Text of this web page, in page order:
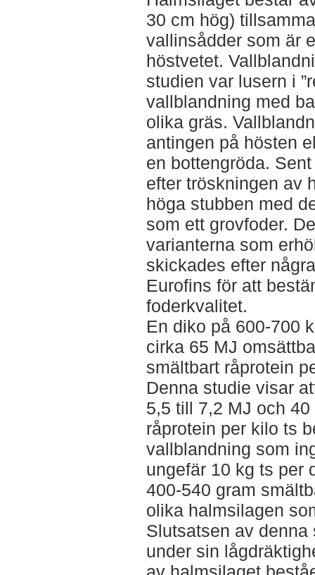
30 cm hög)
vallinsådder som är
höstvetet.
studien var lusern i
vallblandning med
olika gräs.
antingen på hösten
en bottengröda.
efter tröskningen av
höga stubben med
som ett grovfoder.
varianterna som
skickades efter
Eurofins för att
foderkvalitet.
En diko på 600-700
cirka 65 MJ
smältbart råprotein
Denna studie visar
5,5 till 7,2 MJ och
råprotein per kilo ts
vallblandning som
ungefär 10 kg ts per
400-540 gram
olika halmsilagen
Slutsatsen av
under sin